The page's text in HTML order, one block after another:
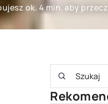
ok. 4 min. aby